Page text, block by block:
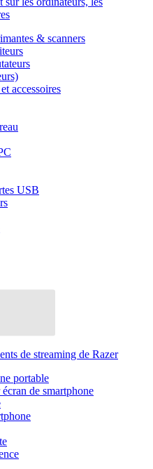
& scanners
accessoires
USB
de streaming de Razer
portable
de smartphone